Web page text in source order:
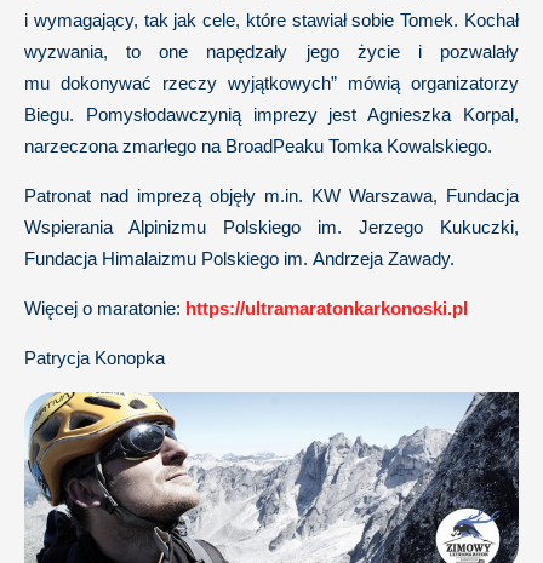
i wymagający, tak jak cele, które stawiał sobie Tomek. Kochał
wyzwania, to one napędzały jego życie i pozwalały
mu dokonywać rzeczy wyjątkowych” mówią organizatorzy
Biegu. Pomysłodawczynią imprezy jest Agnieszka Korpal,
narzeczona zmarłego na BroadPeaku Tomka Kowalskiego.
Patronat nad imprezą objęły m.in. KW Warszawa, Fundacja
Wspierania Alpinizmu Polskiego im. Jerzego Kukuczki,
Fundacja Himalaizmu Polskiego im. Andrzeja Zawady.
Więcej o maratonie: https://ultramaratonkarkonoski.pl
Patrycja Konopka